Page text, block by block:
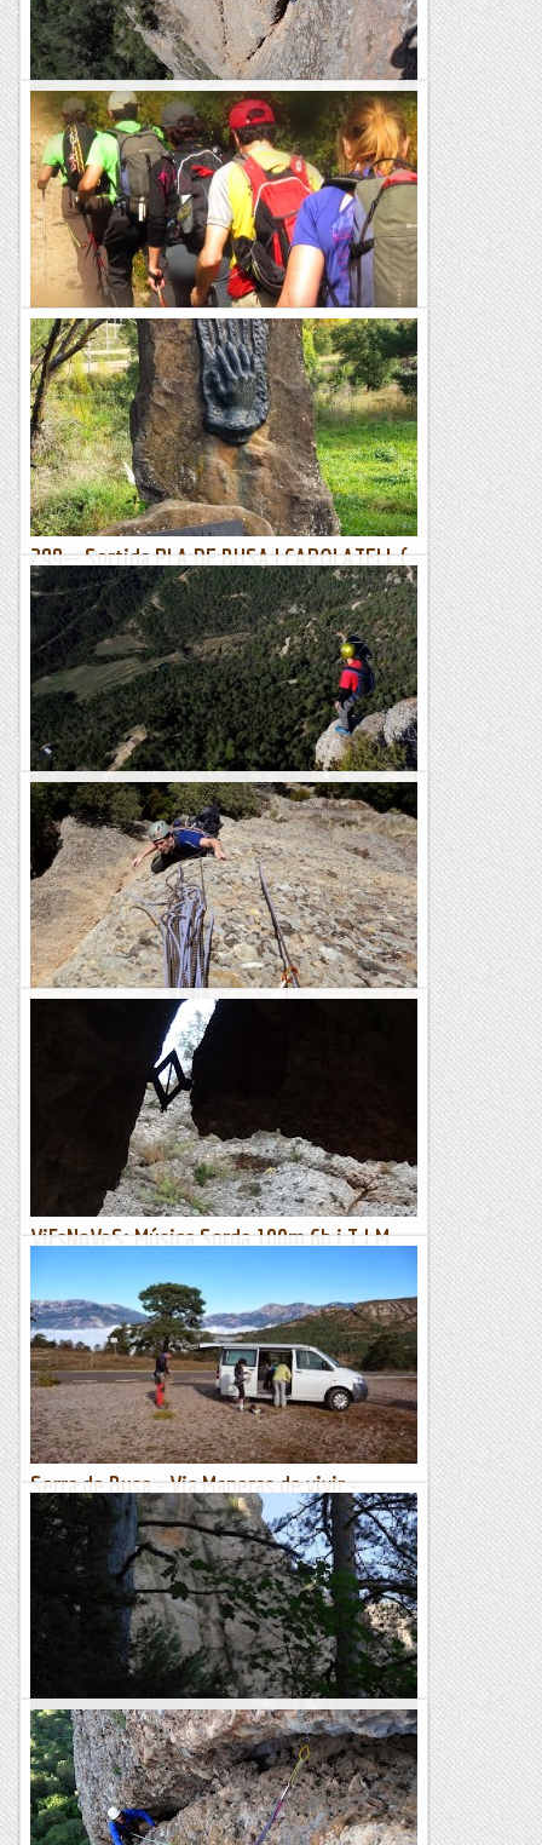
El món de la ferrata i la escalada
A l'esquerra de la canal del Riart, Busa sud
*A l'esquerra de la canal s'alça el darrer bastió de roca de la
muralla sud, ja molt disminuït per la proximitat del coll que
mena al pla i que queda partit per un gran...
Roca i neu
Serra de BUSA pel Cinglalt
Aquesta sortida circular explorarà els indrets coneguts de
l'altiplà de la Serra de Busa, però ho farem resseguint el
torrent o "rasa de la Valiella", als peus de la Serra de...
Ãrrius Team
299-- Sortida PLA DE BUSA I CAPOLATELL (
Presó) Mixta, a peu i cotxe 221014
299-- Sortida PLA DE BUSA I CAPOLATELL ( Presó) Mixta, a peu
i cotxe 221014Sortim els representats Xirques de la CC a les 8
de ManresaPassat Cardona, trencall direcció...
Xiruques
Volant a Busa amb salt base
**Sembla ser el primer salt base del penya-segat, a la banda
oriental sobre la caseta d'Orriols. En David i en Turco veuen
l'oportunitat, que esperen a bona hora del matí per...
Roca i neu
A Busa i anarinant
Busa on the air... racons i raconades, també les d'un mateix.
L'altra dia el mestre Ricard i el fort d'en Martí van repetir la
Santasavina i li van treure el punt...
ViEsNoVeS: Música Sorda 100m 6b i T.I.M
100m 6b/c a Busa Nord
***Busa continua acollidora enmig d'aquest estiu allargat
que ara sembla que ja s'ha acabat. En tenia la pinta que ho
faria de cop. Les neus arriben. Enllestim abans aquest...
Roca i neu
Serra de Busa - Via Maneras de vivir -
09/11/2013
La Serra de Busa, és un lloc que enamora, les tardors i
l'hivern li donen uns colors especials. Malgrat encara no hi
hem escalat, avui és la tercera vegada que visitem aquesta...
Manel&Ita
Els Guardians de Busa a la Presó de Busa.
Sempre he pensat que hi ha vies que només es repeteixen
una vegada i Els Guardians de Busa a la Presó de Busa és una
d'aquestes. Quan parlo malament d'una via, llavors em...